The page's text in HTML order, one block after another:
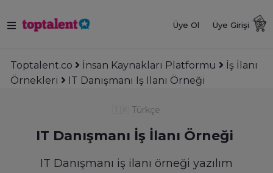
Üye Ol Üye Girişi
Toptalent.co İnsan Kaynakları Platformu
İş İlanı
Örnekleri
IT Danışmanı Iş Ilanı Örneği
Türkçe
IT Danışmanı İş İlanı Örneği
IT Danışmanı iş ilanı örneği yazılım